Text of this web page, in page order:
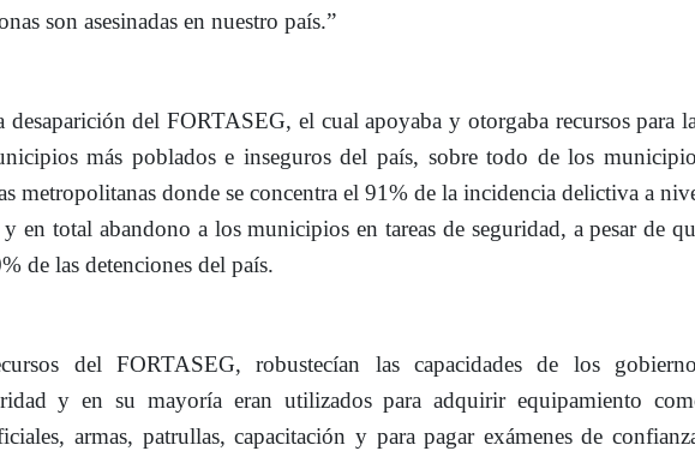
son asesinadas en nuestro país.”
del FORTASEG, el cual apoyaba y otorgaba recursos para
más poblados e inseguros del país, sobre todo de los
metropolitanas donde se concentra el 91% de la incidencia delictiva a
y en total abandono a los municipios en tareas de seguridad, a pesar de
de las detenciones del país.
del FORTASEG, robustecían las capacidades de los
y en su mayoría eran utilizados para adquirir equipamiento
armas, patrullas, capacitación y para pagar exámenes de